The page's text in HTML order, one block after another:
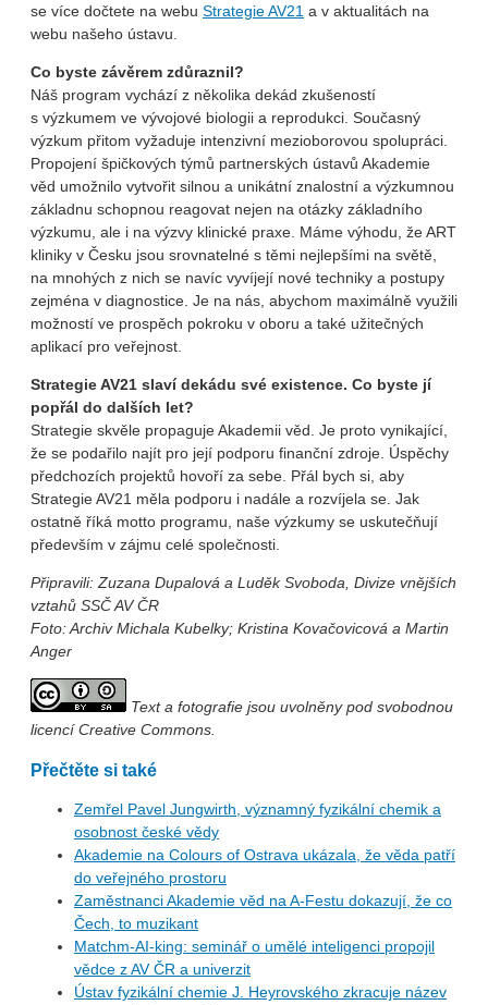
se více dočtete na webu Strategie AV21 a v aktualitách na
webu našeho ústavu.
Co byste závěrem zdůraznil?
Náš program vychází z několika dekád zkušeností
s výzkumem ve vývojové biologii a reprodukci. Současný
výzkum přitom vyžaduje intenzivní mezioborovou spolupráci.
Propojení špičkových týmů partnerských ústavů Akademie
věd umožnilo vytvořit silnou a unikátní znalostní a výzkumnou
základnu schopnou reagovat nejen na otázky základního
výzkumu, ale i na výzvy klinické praxe. Máme výhodu, že ART
kliniky v Česku jsou srovnatelné s těmi nejlepšími na světě,
na mnohých z nich se navíc vyvíjejí nové techniky a postupy
zejména v diagnostice. Je na nás, abychom maximálně využili
možností ve prospěch pokroku v oboru a také užitečných
aplikací pro veřejnost.
Strategie AV21 slaví dekádu své existence. Co byste jí
popřál do dalších let?
Strategie skvěle propaguje Akademii věd. Je proto vynikající,
že se podařilo najít pro její podporu finanční zdroje. Úspěchy
předchozích projektů hovoří za sebe. Přál bych si, aby
Strategie AV21 měla podporu i nadále a rozvíjela se. Jak
ostatně říká motto programu, naše výzkumy se uskutečňují
především v zájmu celé společnosti.
Připravili: Zuzana Dupalová a Luděk Svoboda, Divize vnějších
vztahů SSČ AV ČR
Foto: Archiv Michala Kubelky; Kristina Kovačovicová a Martin
Anger
Text a fotografie jsou uvolněny pod svobodnou
licencí Creative Commons.
Přečtěte si také
Zemřel Pavel Jungwirth, významný fyzikální chemik a
osobnost české vědy
Akademie na Colours of Ostrava ukázala, že věda patří
do veřejného prostoru
Zaměstnanci Akademie věd na A-Festu dokazují, že co
Čech, to muzikant
Matchm-AI-king: seminář o umělé inteligenci propojil
vědce z AV ČR a univerzit
Ústav fyzikální chemie J. Heyrovského zkracuje název